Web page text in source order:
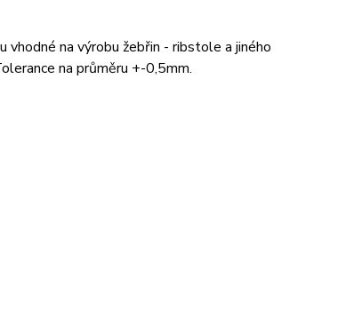
na výrobu žebřin - ribstole a jiného
na průměru +-0,5mm.